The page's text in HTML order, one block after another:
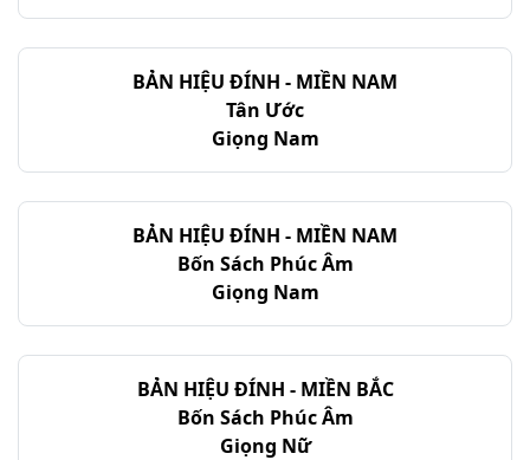
BẢN HIỆU ĐÍNH - MIỀN NAM
Tân Ước
Giọng Nam
BẢN HIỆU ĐÍNH - MIỀN NAM
Bốn Sách Phúc Âm
Giọng Nam
BẢN HIỆU ĐÍNH - MIỀN BẮC
Bốn Sách Phúc Âm
Giọng Nữ